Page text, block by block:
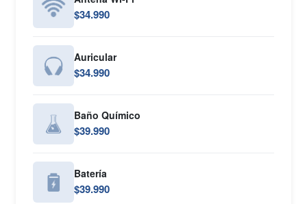
$34.990
Auricular
$34.990
Baño Químico
$39.990
Batería
$39.990